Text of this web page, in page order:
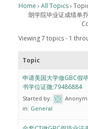
Home › All Topics ›
朗学院毕业证成绩单
Viewing 7 topics - 1
Topic
申请美国大学做GBC假
书学位证微;79486884
Started by:
in: General